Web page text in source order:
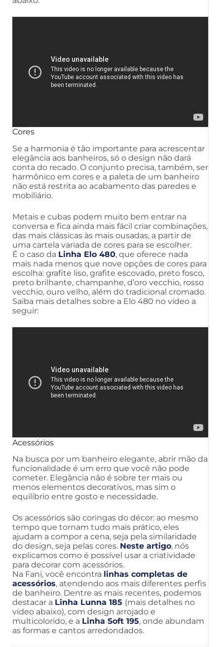
Cores
Se a harmonia é tão importante para acrescentar
elegância aos banheiros, só o design não dará
conta do recado. O conjunto precisa, também, ser
harmônico em cores e a paleta de um banheiro
não está restrita ao acabamento das paredes e
mobiliário.
Metais e cubas podem muito bem entrar na
conversa e fica ainda mais fácil criar combinações,
das mais clássicas às mais ousadas, a partir de
uma cartela variada de cores para se escolher.
É o caso da Linha Elo 480, que oferece nada
mais nada menos que nove opções de cores para
escolha: grafite liso, grafite escovado, preto fosco,
preto brilhante, champanhe, d’oro vecchio, rosso
vecchio, ouro velho, além do tradicional cromado.
Saiba mais detalhes sobre a Elo 480 no vídeo a
seguir:
Acessórios
Na busca por um banheiro elegante, abrir mão da
funcionalidade é um erro que você não pode
cometer. Elegância não é sobre ter mais ou
menos elementos decorativos, mas sim o
equilíbrio entre gosto e necessidade.
Os acessórios são coringas do décor: ao mesmo
tempo que tornam tudo mais prático, eles
ajudam a compor a cena, seja pela similaridade
do design, seja pelas cores. Neste artigo, nós
explicamos como é possível usar a criatividade
para decorar com acessórios.
Na Fani, você encontra linhas completas de
acessórios, atendendo aos mais diferentes perfis
de banheiro. Dentre as mais recentes, podemos
destacar a Linha Lunna 185 (mais detalhes no
vídeo abaixo), com design arrojado e
multicolorido, e a Linha Soft 195, onde abundam
as formas e cantos arredondados.